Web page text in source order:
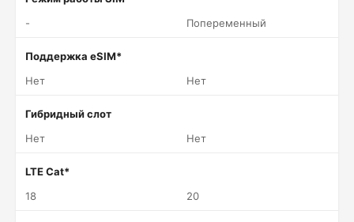
-
Попеременный
Поддержка eSIM*
Нет
Нет
Гибридный слот
Нет
Нет
LTE Cat*
18
20